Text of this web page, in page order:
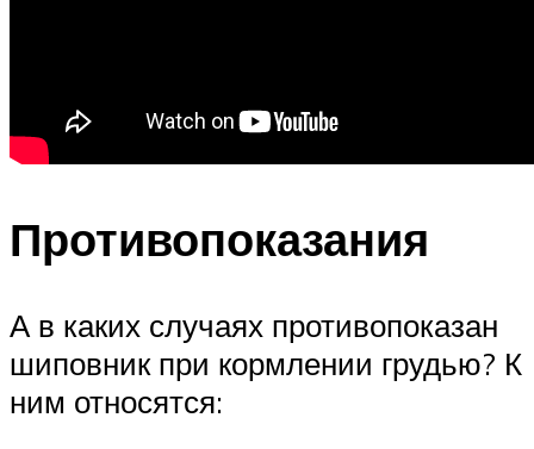
Противопоказания
А в каких случаях противопоказан
шиповник при кормлении грудью? К
ним относятся: